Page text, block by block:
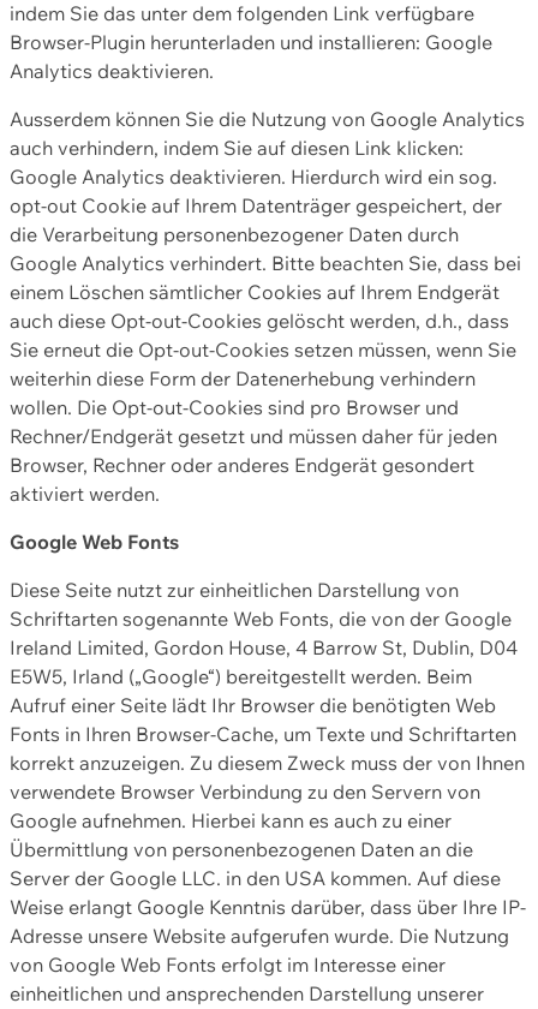
indem Sie das unter dem folgenden Link verfügbare
Browser-Plugin herunterladen und installieren: Google
Analytics deaktivieren.
Ausserdem können Sie die Nutzung von Google Analytics
auch verhindern, indem Sie auf diesen Link klicken:
Google Analytics deaktivieren. Hierdurch wird ein sog.
opt-out Cookie auf Ihrem Datenträger gespeichert, der
die Verarbeitung personenbezogener Daten durch
Google Analytics verhindert. Bitte beachten Sie, dass bei
einem Löschen sämtlicher Cookies auf Ihrem Endgerät
auch diese Opt-out-Cookies gelöscht werden, d.h., dass
Sie erneut die Opt-out-Cookies setzen müssen, wenn Sie
weiterhin diese Form der Datenerhebung verhindern
wollen. Die Opt-out-Cookies sind pro Browser und
Rechner/Endgerät gesetzt und müssen daher für jeden
Browser, Rechner oder anderes Endgerät gesondert
aktiviert werden.
Google Web Fonts
Diese Seite nutzt zur einheitlichen Darstellung von
Schriftarten sogenannte Web Fonts, die von der Google
Ireland Limited, Gordon House, 4 Barrow St, Dublin, D04
E5W5, Irland („Google“) bereitgestellt werden. Beim
Aufruf einer Seite lädt Ihr Browser die benötigten Web
Fonts in Ihren Browser-Cache, um Texte und Schriftarten
korrekt anzuzeigen. Zu diesem Zweck muss der von Ihnen
verwendete Browser Verbindung zu den Servern von
Google aufnehmen. Hierbei kann es auch zu einer
Übermittlung von personenbezogenen Daten an die
Server der Google LLC. in den USA kommen. Auf diese
Weise erlangt Google Kenntnis darüber, dass über Ihre IP-
Adresse unsere Website aufgerufen wurde. Die Nutzung
von Google Web Fonts erfolgt im Interesse einer
einheitlichen und ansprechenden Darstellung unserer